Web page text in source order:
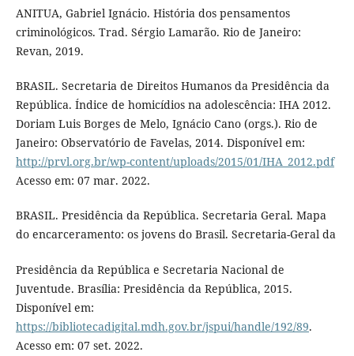
ANITUA, Gabriel Ignácio. História dos pensamentos
criminológicos. Trad. Sérgio Lamarão. Rio de Janeiro:
Revan, 2019.
BRASIL. Secretaria de Direitos Humanos da Presidência da
República. Índice de homicídios na adolescência: IHA 2012.
Doriam Luis Borges de Melo, Ignácio Cano (orgs.). Rio de
Janeiro: Observatório de Favelas, 2014. Disponível em:
http://prvl.org.br/wp-content/uploads/2015/01/IHA_2012.pdf
Acesso em: 07 mar. 2022.
BRASIL. Presidência da República. Secretaria Geral. Mapa
do encarceramento: os jovens do Brasil. Secretaria-Geral da
Presidência da República e Secretaria Nacional de
Juventude. Brasília: Presidência da República, 2015.
Disponível em:
https://bibliotecadigital.mdh.gov.br/jspui/handle/192/89.
Acesso em: 07 set. 2022.